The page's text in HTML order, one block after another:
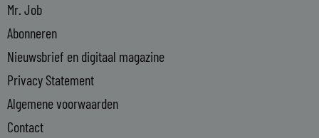
Mr. Job
Abonneren
Nieuwsbrief en digitaal magazine
Privacy Statement
Algemene voorwaarden
Contact